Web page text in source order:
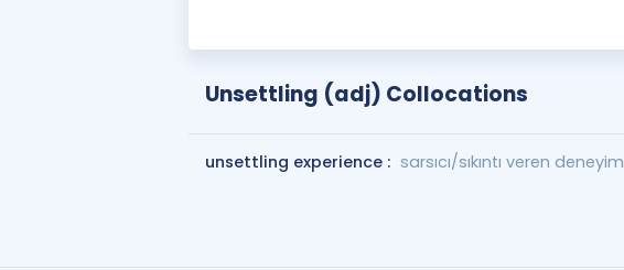
Unsettling (adj) Collocations
unsettling experience : sarsıcı/sıkıntı veren deneyim